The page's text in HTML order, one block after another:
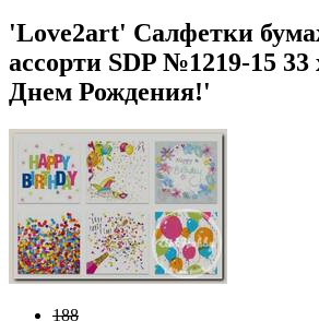
'Love2art' Салфетки
ассорти SDP №1219-15
Днем Рождения!'
188